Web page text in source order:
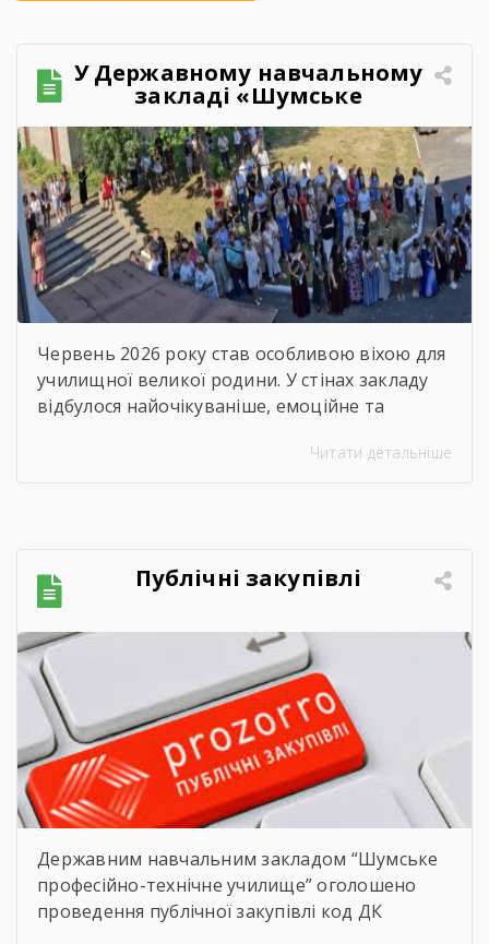
У Державному навчальному
закладі «Шумське
професійно-технічне
училище» відбувся
зворушливий випускний
захід – 2026
Червень 2026 року став особливою віхою для
училищної великої родини. У стінах закладу
відбулося найочікуваніше, емоційне та
Цього дня ми офіційно провели у доросле
своєї мети. Урочиста подія розпочалася з
хвилини мовчання. Схиливши голови, […]
Читати детальніше
Публічні закупівлі
Державним навчальним закладом “Шумське
професійно-технічне училище” оголошено
проведення публічної закупівлі код ДК